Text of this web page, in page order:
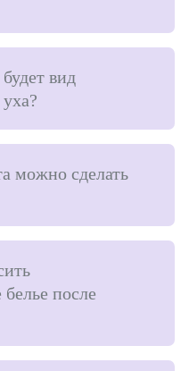
вид
можно сделать
после